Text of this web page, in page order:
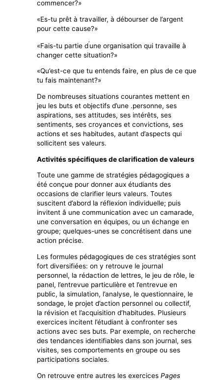
commencer?»
«Es-tu prêt à travailler, à débourser de l’argent
pour cette cause?»
«Fais-tu partie d‘une organisation qui travaille à
changer cette situation?»
«Qu’est-ce que tu entends faire, en plus de ce que
tu fais maintenant?»
De nombreuses situations courantes mettent en
jeu les buts et objectifs d’une .personne, ses
aspirations, ses attitudes, ses intérêts, ses
sentiments, ses croyances et convictions, ses
actions et ses habitudes, autant d’aspects qui
sollicitent ses valeurs.
Activités spécifiques de clarification de valeurs
Toute une gamme de stratégies pédagogiques a
été conçue pour donner aux étudiants des
occasions de clarifier leurs valeurs. Toutes
suscitent d’abord la réflexion individuelle; puis
invitent â une communication avec un camarade,
une conversation en équipes, ou un échange en
groupe; quelques-unes se concrétisent dans une
action précise.
Les formules pédagogiques de ces stratégies sont
fort diversifiées: on y retrouve le journal
personnel, la rédaction de lettres, le jeu de rôle, le
panel, l’entrevue particulière et l’entrevue en
public, la simulation, l’analyse, le questionnaire, le
sondage, le projet d’action personnel ou collectif,
la révision et l’acquisition d’habitudes. Plusieurs
exercices incitent l’étudiant à confronter ses
actions avec ses buts. Par exemple, on recherche
des tendances identifiables dans son journal, ses
visites, ses comportements en groupe ou ses
participations sociales.
On retrouve entre autres les exercicesPages